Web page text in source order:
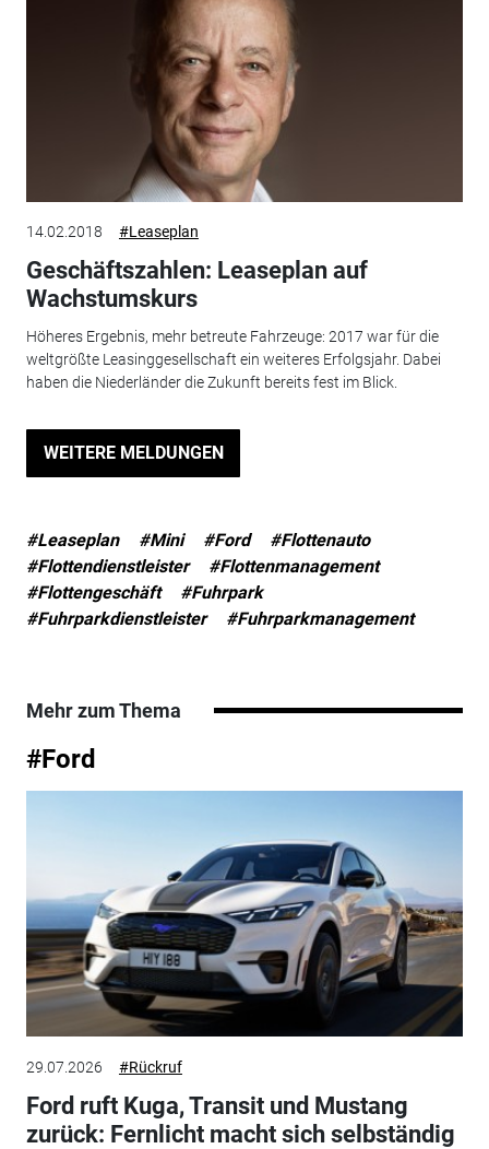
14.02.2018 #Leaseplan
Geschäftszahlen: Leaseplan auf
Wachstumskurs
Höheres Ergebnis, mehr betreute Fahrzeuge: 2017 war für die
weltgrößte Leasinggesellschaft ein weiteres Erfolgsjahr. Dabei
haben die Niederländer die Zukunft bereits fest im Blick.
WEITERE MELDUNGEN
#Leaseplan #Mini #Ford
#Flottenauto
#Flottendienstleister
#Flottenmanagement
#Flottengeschäft
#Fuhrpark
#Fuhrparkdienstleister
#Fuhrparkmanagement
Mehr zum Thema
#Ford
29.07.2026 #Rückruf
Ford ruft Kuga, Transit und Mustang
zurück: Fernlicht macht sich selbständig